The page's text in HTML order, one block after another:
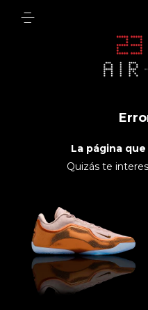
La página
Quizás te